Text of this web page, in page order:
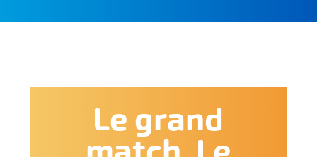
Le grand